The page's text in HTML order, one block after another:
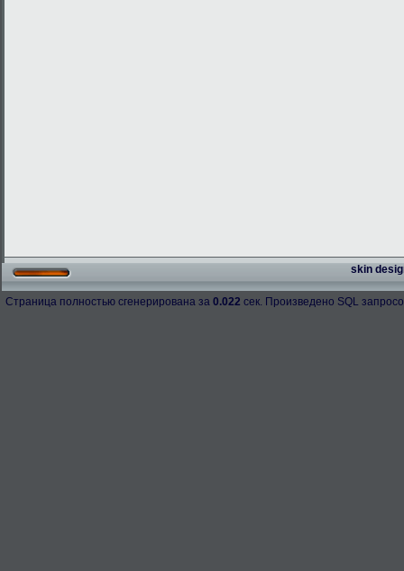
skin
Страница полностью сгенерирована за 0.022 сек. Произведено SQL